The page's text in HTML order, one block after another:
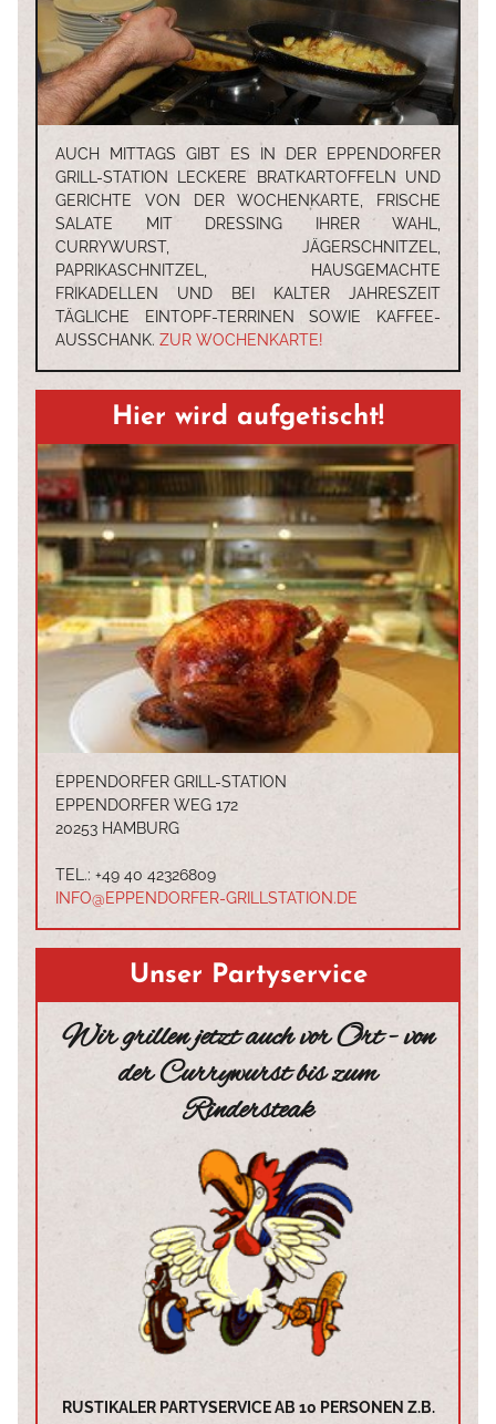
WOCHENKARTE
SPEISEKARTE
AUCH MITTAGS GIBT ES IN DER EPPENDORFER
GRILL-STATION LECKERE BRATKARTOFFELN UND
GERICHTE VON DER WOCHENKARTE, FRISCHE
SALATE MIT DRESSING IHRER WAHL,
CURRYWURST, JÄGERSCHNITZEL,
PAPRIKASCHNITZEL, HAUSGEMACHTE
FRIKADELLEN UND BEI KALTER JAHRESZEIT
TÄGLICHE EINTOPF-TERRINEN SOWIE KAFFEE-
AUSSCHANK. ZUR WOCHENKARTE!
Hier wird aufgetischt!
EPPENDORFER GRILL-STATION
EPPENDORFER WEG 172
20253 HAMBURG
TEL.: +49 40 42326809
INFO@EPPENDORFER-GRILLSTATION.DE
Unser Partyservice
Wir grillen jetzt auch vor Ort - von
der Currywurst bis zum
Rindersteak
RUSTIKALER PARTYSERVICE AB 10 PERSONEN Z.B.